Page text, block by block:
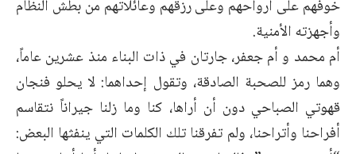
خوفهم على أرواحهم وعلى رزقهم وعائلاتهم من بطش النظام
وأجهزته الأمنية.
أم محمد و أم جعفر، جارتان في ذات البناء منذ عشرين عاماً،
وهما رمز للصحبة الصادقة، وتقول إحداهما: لا يحلو فنجان
قهوتي الصباحي دون أن أراها، كنا وما زلنا جيراناً نتقاسم
أفراحنا وأتراحنا، ولم تفرقنا تلك الكلمات التي ينفثها البعض: